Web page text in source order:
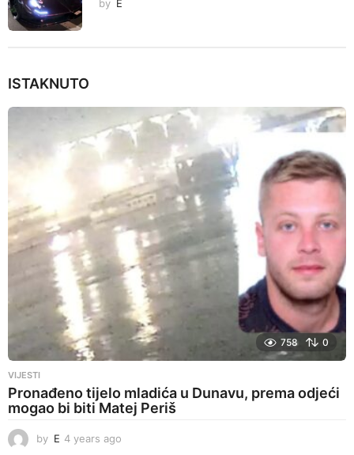
by E
ISTAKNUTO
758 0
VIJESTI
Pronađeno tijelo mladića u Dunavu, prema odjeći
mogao bi biti Matej Periš
by E 4 years ago